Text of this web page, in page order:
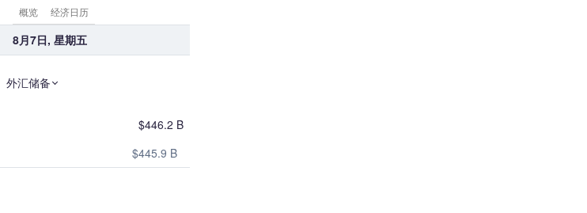
概览 经济日历
8月7日, 星期五
外汇储备
$446.2 B
$445.9 B